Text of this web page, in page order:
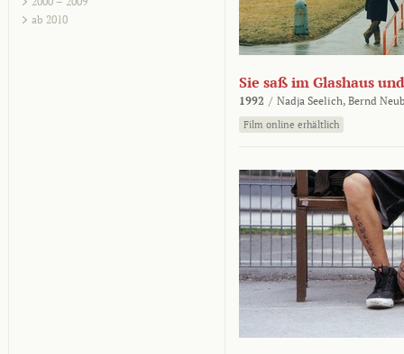
ab 2010
Sie saß im Glashaus
1992 / Nadja Seelich, Bernd
Film online erhältlich